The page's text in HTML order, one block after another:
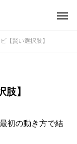
【賢い選択肢】
】
初の動き方で結